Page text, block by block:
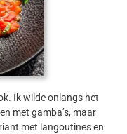
Ik wilde onlangs het
met gamba’s, maar
met langoutines en